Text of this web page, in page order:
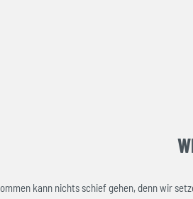
kann nichts schief gehen, denn wir